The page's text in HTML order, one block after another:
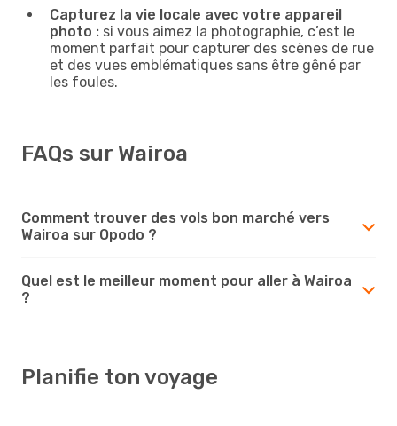
Capturez la vie locale avec votre appareil
photo : si vous aimez la photographie, c’est le
moment parfait pour capturer des scènes de rue
et des vues emblématiques sans être gêné par
les foules.
FAQs sur Wairoa
Comment trouver des vols bon marché vers
Wairoa sur Opodo ?
Quel est le meilleur moment pour aller à Wairoa
?
Planifie ton voyage